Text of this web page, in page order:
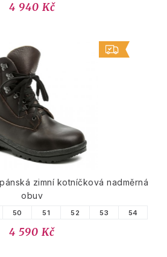
4 940 Kč
zimní kotníčková nadměrná
obuv
50 51 52 53 54
4 590 Kč